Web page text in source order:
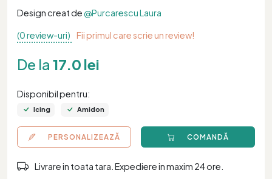
Design creat de@Purcarescu Laura
(0 review-uri) Fii primul care scrie un review!
De la 17.0 lei
Disponibil pentru:
Icing Amidon
PERSONALIZEAZĂ COMANDĂ
Livrare in toata tara. Expediere in maxim 24 ore.